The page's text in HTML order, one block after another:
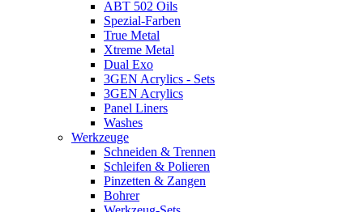
ABT 502 Oils
Spezial-Farben
True Metal
Xtreme Metal
Dual Exo
3GEN Acrylics - Sets
3GEN Acrylics
Panel Liners
Washes
Werkzeuge
Schneiden & Trennen
Schleifen & Polieren
Pinzetten & Zangen
Bohrer